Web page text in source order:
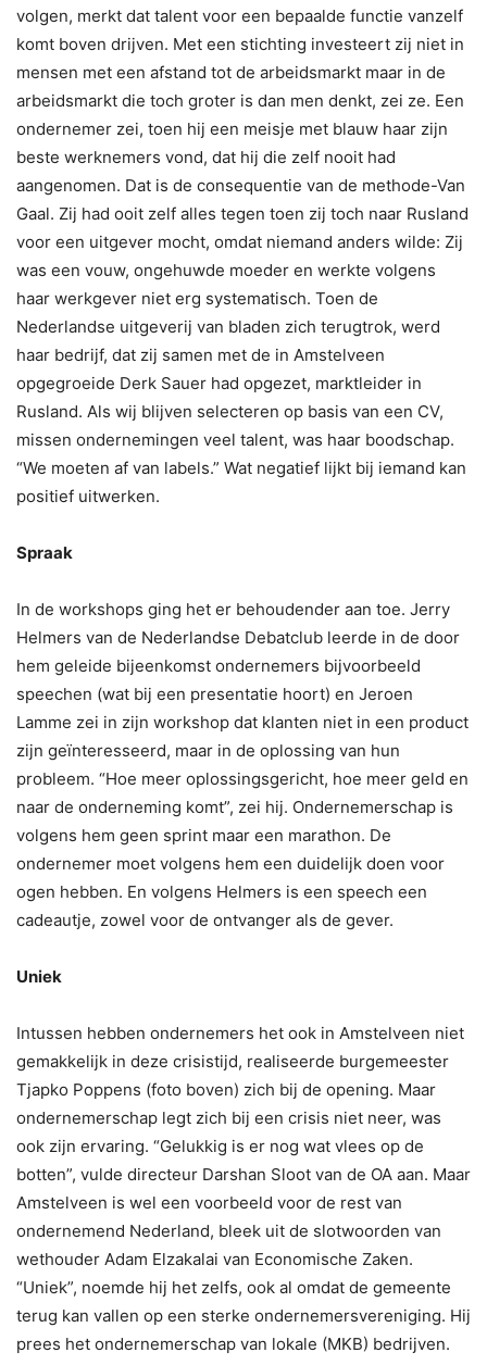
volgen, merkt dat talent voor een bepaalde functie vanzelf
komt boven drijven. Met een stichting investeert zij niet in
mensen met een afstand tot de arbeidsmarkt maar in de
arbeidsmarkt die toch groter is dan men denkt, zei ze. Een
ondernemer zei, toen hij een meisje met blauw haar zijn
beste werknemers vond, dat hij die zelf nooit had
aangenomen. Dat is de consequentie van de methode-Van
Gaal. Zij had ooit zelf alles tegen toen zij toch naar Rusland
voor een uitgever mocht, omdat niemand anders wilde: Zij
was een vouw, ongehuwde moeder en werkte volgens
haar werkgever niet erg systematisch. Toen de
Nederlandse uitgeverij van bladen zich terugtrok, werd
haar bedrijf, dat zij samen met de in Amstelveen
opgegroeide Derk Sauer had opgezet, marktleider in
Rusland. Als wij blijven selecteren op basis van een CV,
missen ondernemingen veel talent, was haar boodschap.
“We moeten af van labels.” Wat negatief lijkt bij iemand kan
positief uitwerken.
Spraak
In de workshops ging het er behoudender aan toe. Jerry
Helmers van de Nederlandse Debatclub leerde in de door
hem geleide bijeenkomst ondernemers bijvoorbeeld
speechen (wat bij een presentatie hoort) en Jeroen
Lamme zei in zijn workshop dat klanten niet in een product
zijn geïnteresseerd, maar in de oplossing van hun
probleem. “Hoe meer oplossingsgericht, hoe meer geld en
naar de onderneming komt”, zei hij. Ondernemerschap is
volgens hem geen sprint maar een marathon. De
ondernemer moet volgens hem een duidelijk doen voor
ogen hebben. En volgens Helmers is een speech een
cadeautje, zowel voor de ontvanger als de gever.
Uniek
Intussen hebben ondernemers het ook in Amstelveen niet
gemakkelijk in deze crisistijd, realiseerde burgemeester
Tjapko Poppens (foto boven) zich bij de opening. Maar
ondernemerschap legt zich bij een crisis niet neer, was
ook zijn ervaring. “Gelukkig is er nog wat vlees op de
botten”, vulde directeur Darshan Sloot van de OA aan. Maar
Amstelveen is wel een voorbeeld voor de rest van
ondernemend Nederland, bleek uit de slotwoorden van
wethouder Adam Elzakalai van Economische Zaken.
“Uniek”, noemde hij het zelfs, ook al omdat de gemeente
terug kan vallen op een sterke ondernemersvereniging. Hij
prees het ondernemerschap van lokale (MKB) bedrijven.